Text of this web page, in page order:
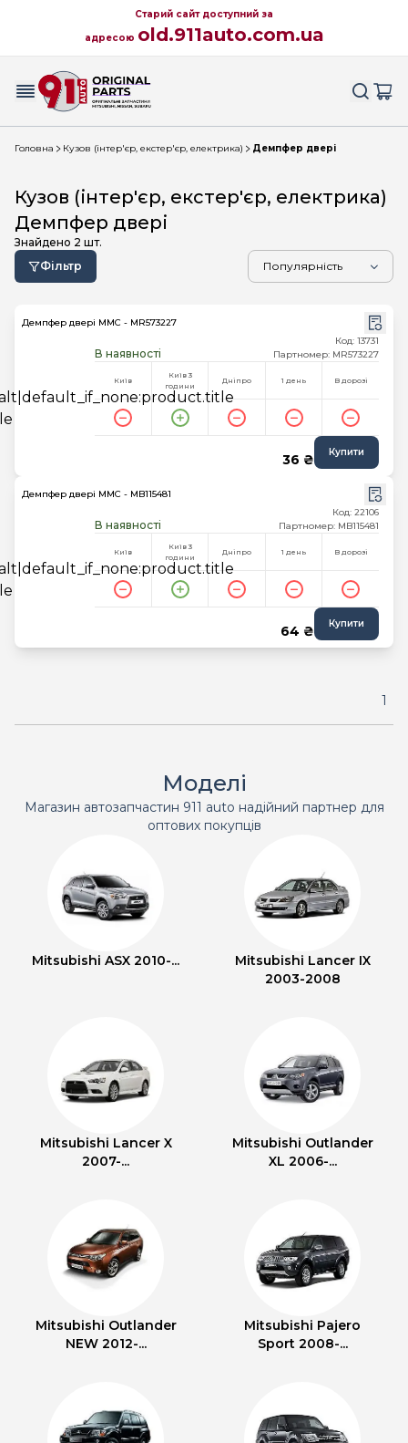
Старий сайт доступний за
адресою old.911auto.com.ua
Головна Кузов (інтер'єр, екстер'єр, електрика) Демпфер двері
Кузов (інтер'єр, екстер'єр, електрика)
Демпфер двері
Знайдено 2 шт.
Фільтр
Демпфер двері MMC - MR573227
В наявності
Код: 13731
Партномер: MR573227
Київ
Київ 3
години
Дніпро 1 день В дорозі
36 ₴ Купити
Демпфер двері MMC - MB115481
В наявності
Код: 22106
Партномер: MB115481
Київ
Київ 3
години
Дніпро 1 день В дорозі
64 ₴ Купити
1
Моделі
Магазин автозапчастин 911 auto надійний партнер для
оптових покупців
Mitsubishi ASX 2010-...
Mitsubishi Lancer IX
2003-2008
Mitsubishi Lancer X
2007-...
Mitsubishi Outlander
XL 2006-...
Mitsubishi Outlander
NEW 2012-...
Mitsubishi Pajero
Sport 2008-...